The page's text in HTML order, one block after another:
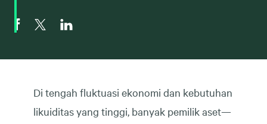
Di tengah fluktuasi ekonomi dan kebutuhan
likuiditas yang tinggi, banyak pemilik aset—